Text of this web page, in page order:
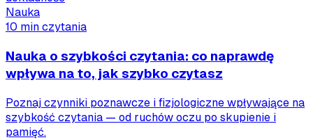
Nauka
10 min czytania
Nauka o szybkości czytania: co naprawdę
wpływa na to, jak szybko czytasz
Poznaj czynniki poznawcze i fizjologiczne wpływające na
szybkość czytania — od ruchów oczu po skupienie i
pamięć.